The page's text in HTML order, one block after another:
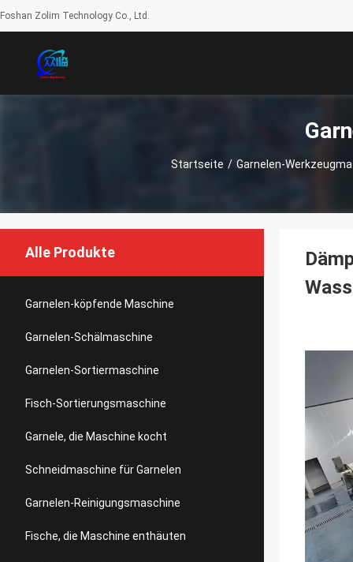
Foshan Zolim Technology Co., Ltd.
Startseite / Garnelen-
Alle Produkte
Garnelen-köpfende Maschine
Garnelen-Schälmaschine
Garnelen-Sortiermaschine
Fisch-Sortierungsmaschine
Garnele, die Maschine kocht
Schneidmaschine für Garnelen
Garnelen-Reinigungsmaschine
Fische, die Maschine enthäuten